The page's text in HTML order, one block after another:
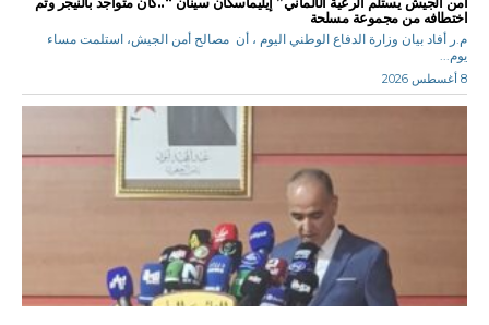
اختطافه من مجموعة مسلحة
م.ر أفاد بيان وزارة الدفاع الوطني اليوم ، أن مصالح أمن الجيش، استلمت مساء
يوم...
8 أغسطس 2026